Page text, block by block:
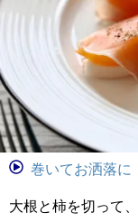
巻いてお洒落に
大根と柿を切って